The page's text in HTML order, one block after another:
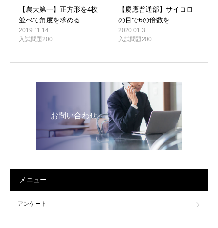
【農大第一】正方形を4枚
並べて角度を求める
2019.11.14
入試問題200
【慶應普通部】サイコロ
の目で6の倍数を
2020.01.3
入試問題200
お問い合わせ
メニュー
アンケート